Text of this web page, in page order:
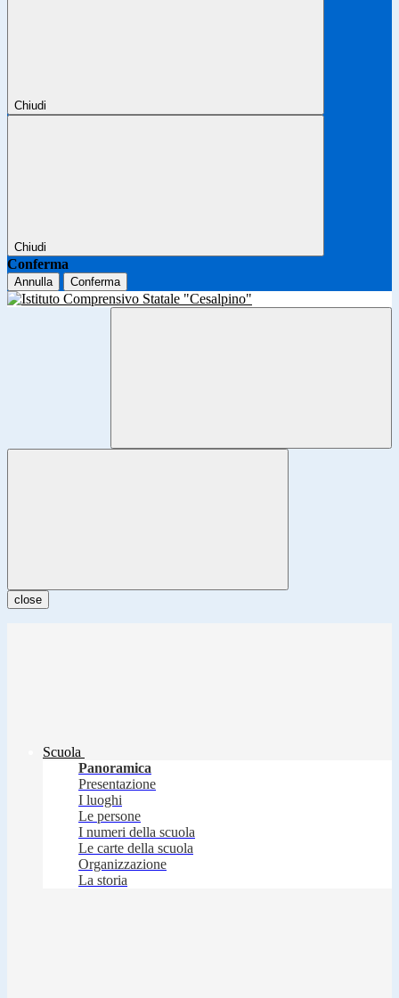
Chiudi
Chiudi
Conferma
Annulla Conferma
close
Scuola
Panoramica
Presentazione
I luoghi
Le persone
I numeri della scuola
Le carte della scuola
Organizzazione
La storia